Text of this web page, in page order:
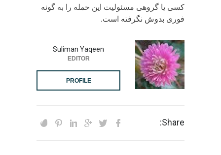
کسی یا گروهی مسئولیت این حمله را به گونه
فوری بدوش نگرفته است.
Suliman Yaqeen
EDITOR
PROFILE
Share: